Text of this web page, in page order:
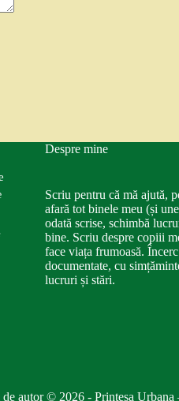
Despre mine
Scriu pentru că mă ajută,
afară tot binele meu (și
odată scrise, schimbă
bine. Scriu despre copiii
face viața frumoasă.
documentate, cu
lucruri și stări.
autor © 2026 - Printesa